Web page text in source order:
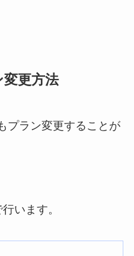
更方法
プラン変更することが
います。